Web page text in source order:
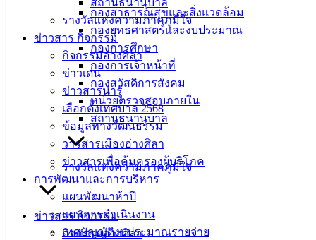
สถานธนานุบาล
รางวัลแห่งความภาคภูมิใจ
ข่าวสาร กิจกรรม
กิจกรรมอ่างศิลา
ข่าวเด่น
ข่าวสารน่ารู้
เลือกตั้งเทศบาล 2568
ข้อมูลทางวัฒนธรรม
วารสารเมืองอ่างศิลา
ข่าวสารเพื่อคุ้มครองผู้บริโภค
การพัฒนาและการบริหาร
แผนพัฒนาห้าปี
แผนการดำเนินงาน
เทศบัญญัติงบประมาณรายจ่าย
กองสาธารณสุขและสิ่งแวดล้อม
กองยุทธศาสตร์และงบประมาณ
กองการศึกษา
กองการเจ้าหน้าที่
กองสวัสดิการสังคม
หน่วยตรวจสอบภายใน
สถานธนานุบาล
รางวัลแห่งความภาคภูมิใจ
ข่าวสาร กิจกรรม
กิจกรรมอ่างศิลา
บริการ
ประชาชน
ดาวน์โหลด
ฟอร์ม,
เอกสาร
คู่มือ
สำหรับ
ประชาชน/
คู่มือการ